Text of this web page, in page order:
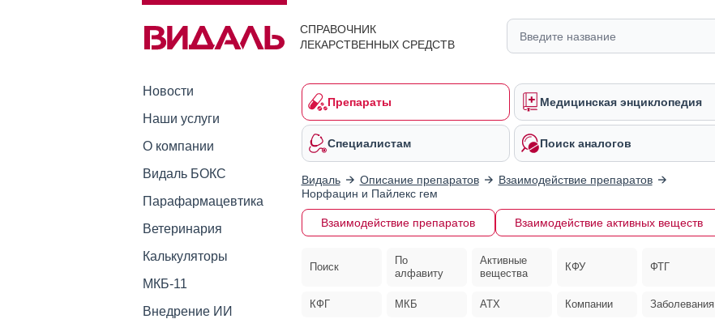
СПРАВОЧНИК
ЛЕКАРСТВЕННЫХ СРЕДСТВ
Новости
Наши услуги
О компании
Видаль БОКС
Парафармацевтика
Ветеринария
Калькуляторы
МКБ-11
Внедрение ИИ
Препараты Медицинская энциклопедия
Специалистам Поиск аналогов
Видаль Описание препаратов
Взаимодействие препаратов
Норфацин и Пайлекс гем
Взаимодействие препаратов Взаимодействие активных веществ
Поиск
По
алфавиту
Активные
вещества
КФУ ФТГ
КФГ МКБ АТХ Компании Заболевания